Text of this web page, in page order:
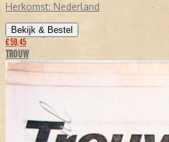
Herkomst: Nederland
Bekijk & Bestel
€ 59,45
TROUW